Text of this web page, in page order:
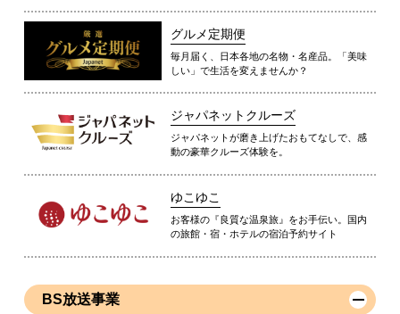
グルメ定期便
毎月届く、日本各地の名物・名産品。「美味
しい」で生活を変えませんか？
ジャパネットクルーズ
ジャパネットが磨き上げたおもてなしで、感
動の豪華クルーズ体験を。
ゆこゆこ
お客様の『良質な温泉旅』をお手伝い。国内
の旅館・宿・ホテルの宿泊予約サイト
BS放送事業